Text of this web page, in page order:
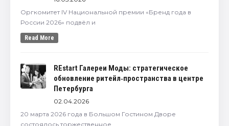
Оргкомитет IV Национальной премии «Бренд года в
России 2026» подвёл и
Read More
REstart Галереи Моды: стратегическое
обновление ритейл‑пространства в центре
Петербурга
02.04.2026
20 марта 2026 года в Большом Гостином Дворе
состоялось торжественное